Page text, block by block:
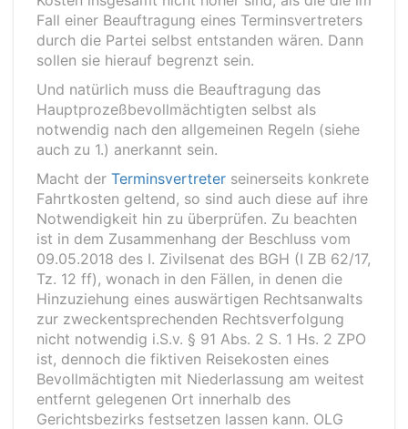
Fall einer Beauftragung eines Terminsvertreters
durch die Partei selbst entstanden wären. Dann
sollen sie hierauf begrenzt sein.
Und natürlich muss die Beauftragung das
Hauptprozeßbevollmächtigten selbst als
notwendig nach den allgemeinen Regeln (siehe
auch zu 1.) anerkannt sein.
Macht der Terminsvertreter seinerseits konkrete
Fahrtkosten geltend, so sind auch diese auf ihre
Notwendigkeit hin zu überprüfen. Zu beachten
ist in dem Zusammenhang der Beschluss vom
09.05.2018 des I. Zivilsenat des BGH (I ZB 62/17,
Tz. 12 ff), wonach in den Fällen, in denen die
Hinzuziehung eines auswärtigen Rechtsanwalts
zur zweckentsprechenden Rechtsverfolgung
nicht notwendig i.S.v. § 91 Abs. 2 S. 1 Hs. 2 ZPO
ist, dennoch die fiktiven Reisekosten eines
Bevollmächtigten mit Niederlassung am weitest
entfernt gelegenen Ort innerhalb des
Gerichtsbezirks festsetzen lassen kann. OLG